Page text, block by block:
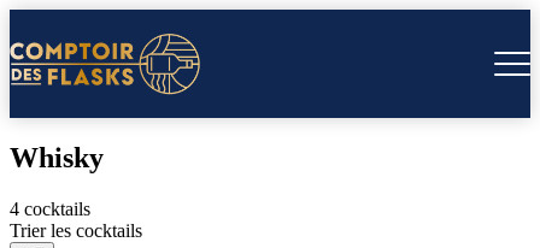
Whisky
4 cocktails
Trier les cocktails